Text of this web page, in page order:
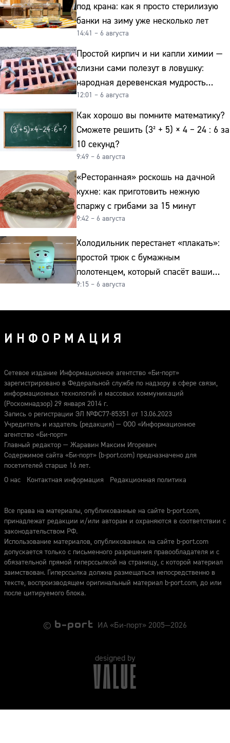
под крана: как я просто стерилизую
банки на зиму уже несколько лет
14:41 – 6 августа
Простой кирпич и ни капли химии —
слизни сами полезут в ловушку:
народная деревенская мудрость
реально работает
12:01 – 6 августа
Как хорошо вы помните математику?
Сможете решить (3² + 5) × 4 − 24 : 6 за
10 секунд?
9:49 – 6 августа
«Ресторанная» роскошь на дачной
кухне: как приготовить нежную
спаржу с грибами за 15 минут
9:42 – 6 августа
Холодильник перестанет «плакать»:
простой трюк с бумажным
полотенцем, который спасёт ваши
овощи от гнили
9:15 – 6 августа
ИНФОРМАЦИЯ
Сетевое издание Информационное агентство «Би-порт»
зарегистрировано в Федеральной службе по надзору в сфере связи,
информационных технологий и массовых коммуникаций
(Роскомнадзор) 29 января 2014 г.
Запись о регистрации ЭЛ №ФС77-85351 от 13.06.2023
Учредитель и издатель (редакция) — ООО «Информационное
агентство «Би-порт»
Главный редактор — Жаравин Максим Игоревич
Содержимое сайта «Би-порт» (b-port.com) предназначено для
посетителей старше 16 лет.
О нас
Контактная информация Редакционная политика
Все права на материалы, опубликованные на сайте b-port.com,
принадлежат редакции и/или авторам и охраняются в соответствии с
законодательством РФ.
Использование материалов, опубликованных на сайте b-port.com
допускается только с письменного разрешения правообладателя и с
обязательной прямой гиперссылкой на страницу, с которой материал
заимствован. Гиперссылка должна размещаться непосредственно в
тексте, воспроизводящем оригинальный материал b-port.com, до или
после цитируемого блока.
© ИА «Би-порт» 2005—2026
designed by